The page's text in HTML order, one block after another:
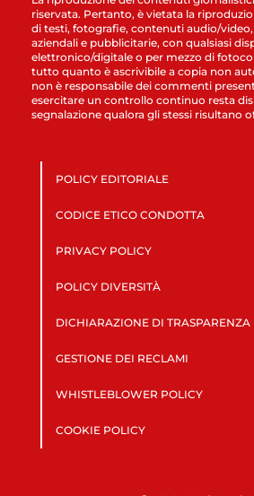
riservata. Pertanto, è vietata la
di testi, fotografie, contenuti audio/
aziendali e pubblicitarie, con qualsiasi
elettronico/digitale o per mezzo di
tutto quanto è ascrivibile a copia non
non è responsabile dei commenti
esercitare un controllo continuo resta
segnalazione qualora gli stessi risultano
POLICY EDITORIALE
CODICE ETICO CONDOTTA
PRIVACY POLICY
POLICY DIVERSITÀ
DICHIARAZIONE DI TRASPARENZA
GESTIONE DEI RECLAMI
WHISTLEBLOWER POLICY
COOKIE POLICY